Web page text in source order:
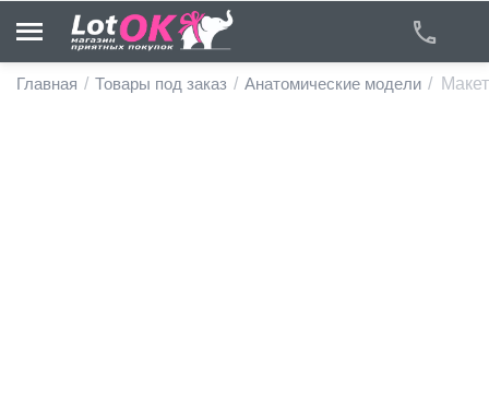
Главная / Товары под заказ / Анатомические модели /